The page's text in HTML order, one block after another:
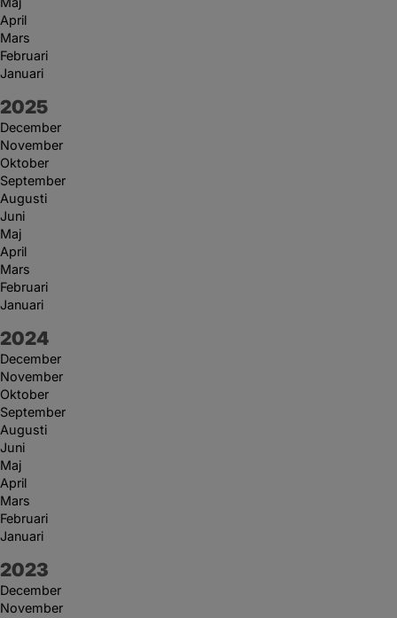
April
Mars
Februari
Januari
År:
2025
December
November
Oktober
September
Augusti
Juni
Maj
April
Mars
Februari
Januari
År:
2024
December
November
Oktober
September
Augusti
Juni
Maj
April
Mars
Februari
Januari
År:
2023
December
November